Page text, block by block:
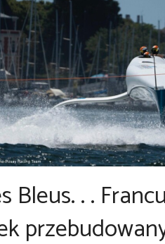
Bleus. . .